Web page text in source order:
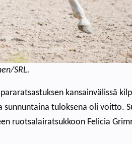
SRL.
kansainvälissä
tuloksena oli voitto.
ruotsalairatsukkoon Felicia